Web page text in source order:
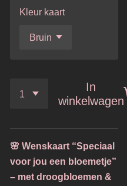
Kleur kaart
In
winkelwagen
🌸 Wenskaart “Speciaal
voor jou een bloemetje”
– met droogbloemen &